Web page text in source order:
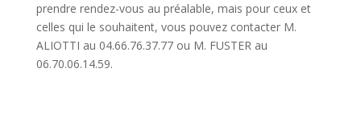
prendre rendez-vous au préalable, mais pour ceux et
celles qui le souhaitent, vous pouvez contacter M.
ALIOTTI au 04.66.76.37.77 ou M. FUSTER au
06.70.06.14.59.